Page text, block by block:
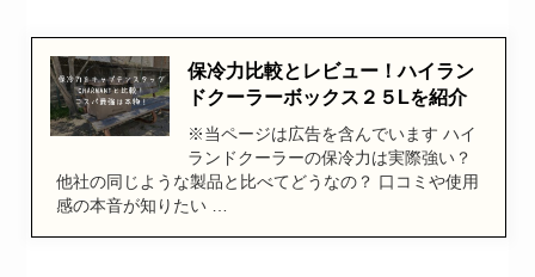
保冷力比較とレビュー！ハイラン
ドクーラーボックス２５Lを紹介
※当ページは広告を含んでいます ハイ
ランドクーラーの保冷力は実際強い？
他社の同じような製品と比べてどうなの？ 口コミや使用
感の本音が知りたい …